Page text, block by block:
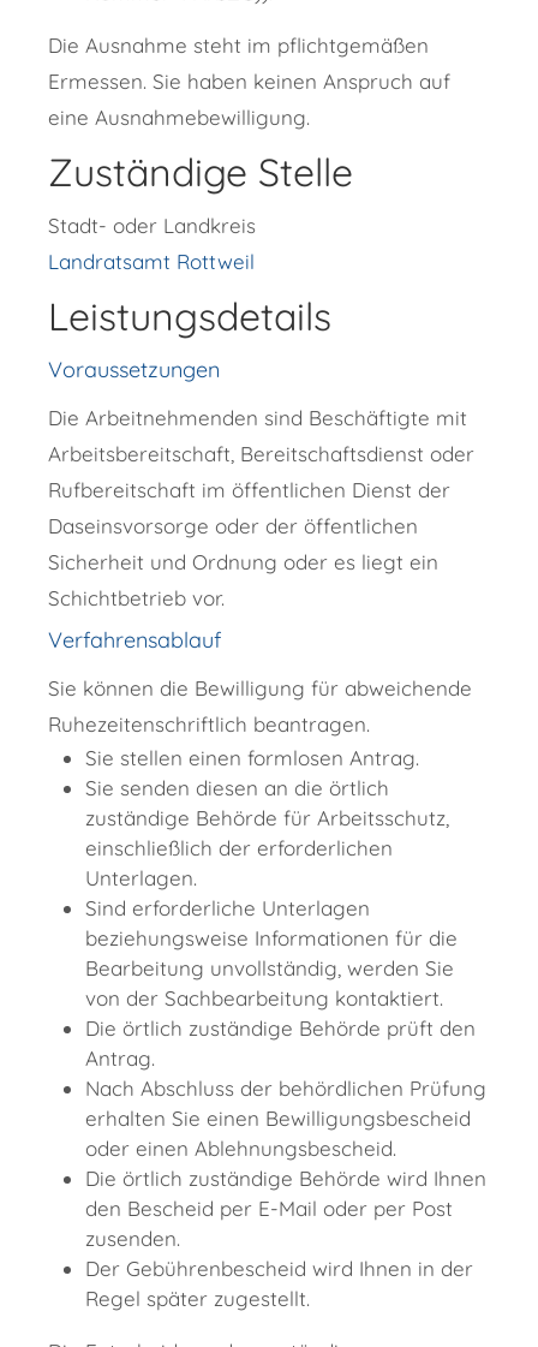
Die Ausnahme steht im pflichtgemäßen
Ermessen. Sie haben keinen Anspruch auf
eine Ausnahmebewilligung.
Zuständige Stelle
Stadt- oder Landkreis
Landratsamt Rottweil
Leistungsdetails
Voraussetzungen
Die Arbeitnehmenden sind Beschäftigte mit
Arbeitsbereitschaft, Bereitschaftsdienst oder
Rufbereitschaft im öffentlichen Dienst der
Daseinsvorsorge oder der öffentlichen
Sicherheit und Ordnung oder es liegt ein
Schichtbetrieb vor.
Verfahrensablauf
Sie können die Bewilligung für abweichende
Ruhezeitenschriftlich beantragen.
Sie stellen einen formlosen Antrag.
Sie senden diesen an die örtlich
zuständige Behörde für Arbeitsschutz,
einschließlich der erforderlichen
Unterlagen.
Sind erforderliche Unterlagen
beziehungsweise Informationen für die
Bearbeitung unvollständig, werden Sie
von der Sachbearbeitung kontaktiert.
Die örtlich zuständige Behörde prüft den
Antrag.
Nach Abschluss der behördlichen Prüfung
erhalten Sie einen Bewilligungsbescheid
oder einen Ablehnungsbescheid.
Die örtlich zuständige Behörde wird Ihnen
den Bescheid per E-Mail oder per Post
zusenden.
Der Gebührenbescheid wird Ihnen in der
Regel später zugestellt.